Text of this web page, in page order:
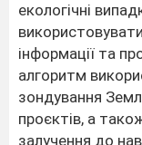
екологічні
інформації та
алгоритм
зондування
проєктів, а
залучення до